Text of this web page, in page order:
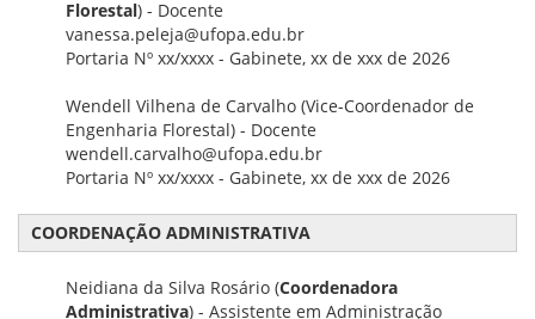
Florestal) - Docente
vanessa.peleja@ufopa.edu.br
Portaria Nº xx/xxxx - Gabinete, xx de xxx de 2026
Wendell Vilhena de Carvalho (Vice-Coordenador de
Engenharia Florestal) - Docente
wendell.carvalho@ufopa.edu.br
Portaria Nº xx/xxxx - Gabinete, xx de xxx de 2026
COORDENAÇÃO ADMINISTRATIVA
Neidiana da Silva Rosário (Coordenadora
Administrativa) - Assistente em Administração